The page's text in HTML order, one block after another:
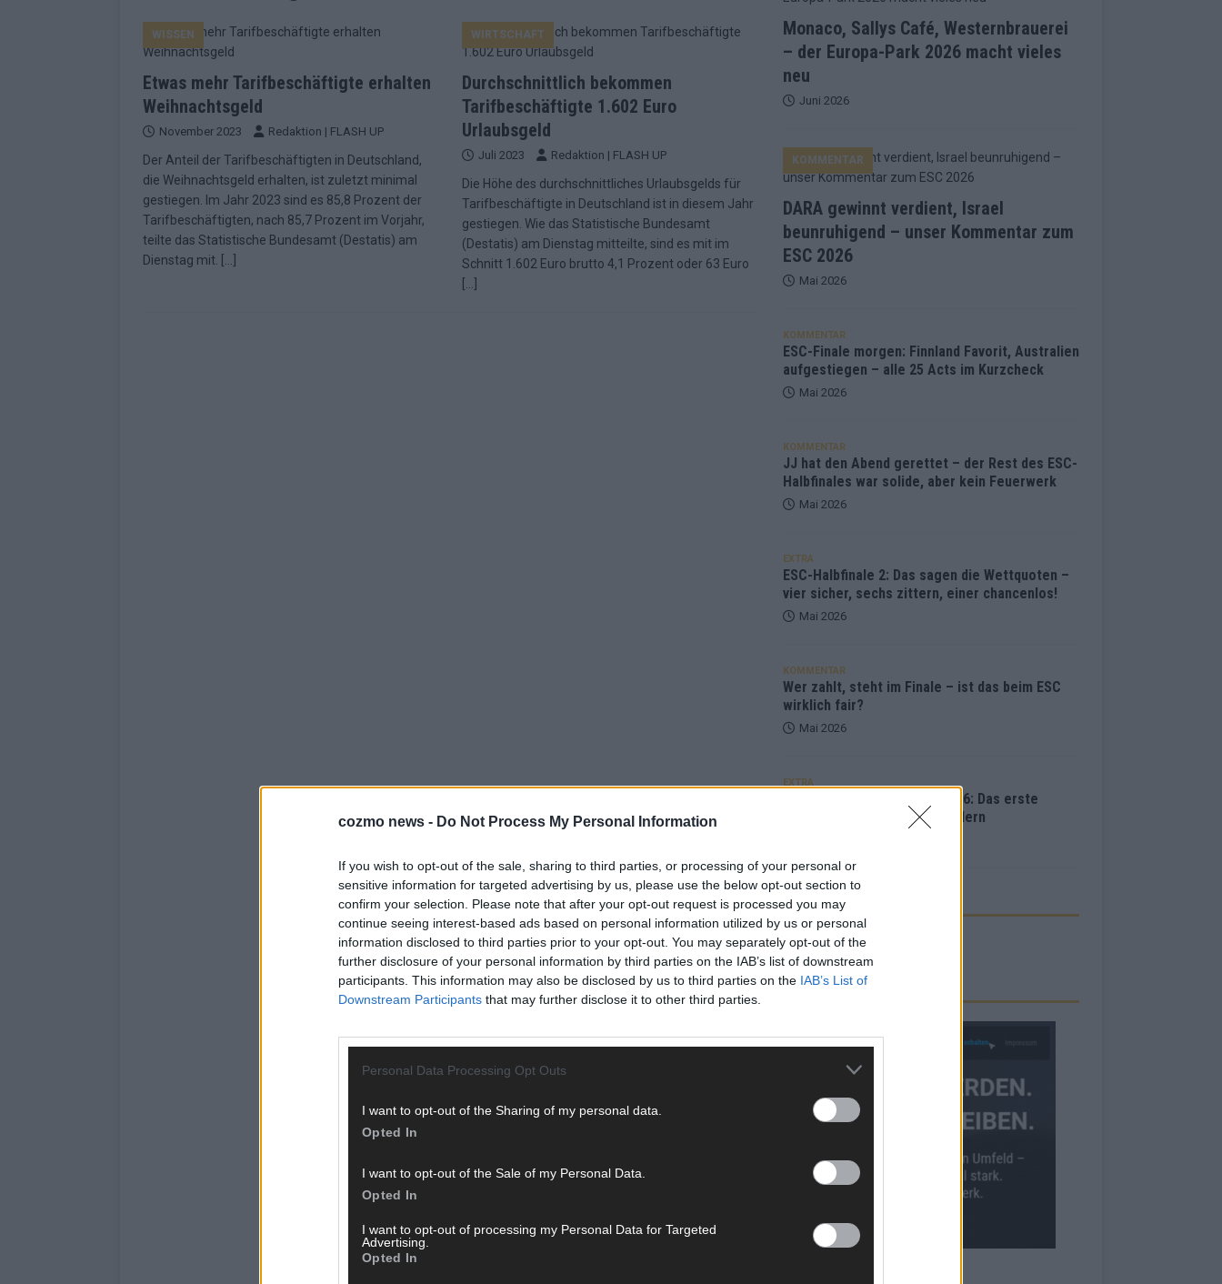
cozmo news - Do Not Process My Personal Information
If you wish to opt-out of the sale, sharing to third parties, or processing of your personal or
sensitive information for targeted advertising by us, please use the below opt-out section to
confirm your selection. Please note that after your opt-out request is processed you may
continue seeing interest-based ads based on personal information utilized by us or personal
information disclosed to third parties prior to your opt-out. You may separately opt-out of the
further disclosure of your personal information by third parties on the IAB’s list of downstream
participants. This information may also be disclosed by us to third parties on the IAB’s List of
Downstream Participants that may further disclose it to other third parties.
Personal Data Processing Opt Outs
I want to opt-out of the Sharing of my personal data.
Opted In
I want to opt-out of the Sale of my Personal Data.
Opted In
I want to opt-out of processing my Personal Data for Targeted
Advertising.
Opted In
[ Mai 2026 ] ESC-Finale morgen: Finnland Favorit, Australien aufgestiegen – alle 25 Acts im Kurzcheck
[ Mai 2026 ] „Douze Points“ – wie eine Zahl zur Ikone wurde: 70 Jahre ESC-Wertungsgeschichte!
EUROVISION
[ Mai 2026 ] Das ESC-Finale ist komplett – 26 Länder wollen den Sieg in Wien EUROVISION
[ Mai 2026 ] JJ hat den Abend gerettet – der Rest des ESC-Halbfinales war solide, aber kein Feuerwerk
KOMMENTAR
[ Mai 2026 ] ESC-Halbfinale 2: Das sagen die Wettquoten – vier sicher, sechs zittern, einer chancenlos!
WISSEN
Etwas mehr Tarifbeschäftigte erhalten
Weihnachtsgeld
November 2023 Redaktion | FLASH UP
Der Anteil der Tarifbeschäftigten in Deutschland,
die Weihnachtsgeld erhalten, ist zuletzt minimal
gestiegen. Im Jahr 2023 sind es 85,8 Prozent der
Tarifbeschäftigten, nach 85,7 Prozent im Vorjahr,
teilte das Statistische Bundesamt (Destatis) am
Dienstag mit.
WIRTSCHAFT
Durchschnittlich bekommen
Tarifbeschäftigte 1.602 Euro
Urlaubsgeld
Juli 2023 Redaktion | FLASH UP
Die Höhe des durchschnittliches Urlaubsgelds für
Tarifbeschäftigte in Deutschland ist in diesem Jahr
gestiegen. Wie das Statistische Bundesamt
(Destatis) am Dienstag mitteilte, sind es mit im
Schnitt 1.602 Euro brutto 4,1 Prozent oder 63 Euro
Monaco, Sallys Café, Westernbrauerei
– der Europa-Park 2026 macht vieles
neu
Juni 2026
DARA gewinnt verdient, Israel
beunruhigend – unser Kommentar zum
ESC 2026
KOMMENTAR
Mai 2026
KOMMENTAR
ESC-Finale morgen: Finnland Favorit, Australien
aufgestiegen – alle 25 Acts im Kurzcheck
Mai 2026
KOMMENTAR
JJ hat den Abend gerettet – der Rest des ESC-
Halbfinales war solide, aber kein Feuerwerk
Mai 2026
EXTRA
ESC-Halbfinale 2: Das sagen die Wettquoten –
vier sicher, sechs zittern, einer chancenlos!
Mai 2026
KOMMENTAR
Wer zahlt, steht im Finale – ist das beim ESC
wirklich fair?
Mai 2026
EXTRA
Eurovision Song Contest 2026: Das erste
Halbfinale – der Abend in Bildern
AD